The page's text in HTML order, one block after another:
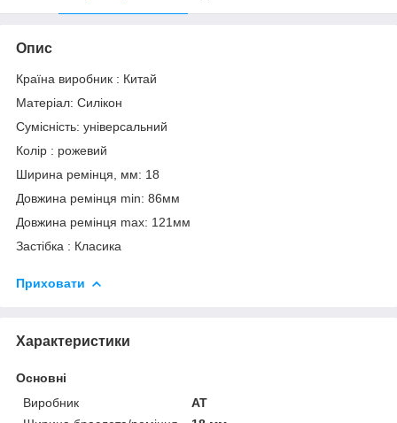
Опис
Країна виробник : Китай
Матеріал: Силікон
Сумісність: універсальний
Колір : рожевий
Ширина ремінця, мм: 18
Довжина ремінця min: 86мм
Довжина ремінця max: 121мм
Застібка : Класика
Приховати
Характеристики
Основні
Виробник
AT